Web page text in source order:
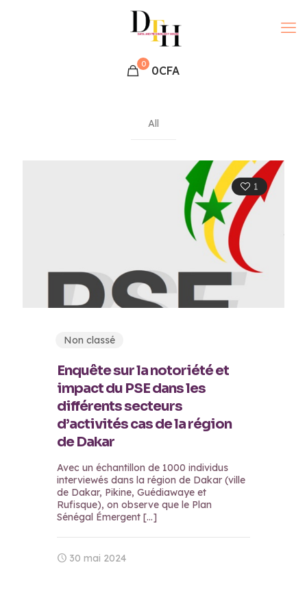
0 0CFA
All
1
Non classé
Enquête sur la notoriété et
impact du PSE dans les
différents secteurs
d’activités cas de la région
de Dakar
Avec un échantillon de 1000 individus
interviewés dans la région de Dakar (ville
de Dakar, Pikine, Guédiawaye et
Rufisque), on observe que le Plan
Sénégal Émergent […]
30 mai 2024